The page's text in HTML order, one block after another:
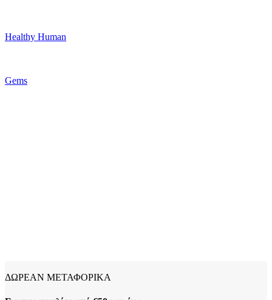
Healthy Human
Gems
ΔΩΡΕΑΝ ΜΕΤΑΦΟΡΙΚΑ